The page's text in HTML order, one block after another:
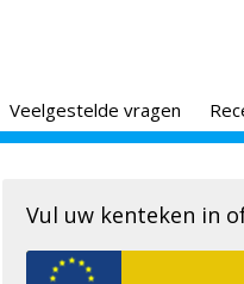
Veelgestelde vragen
Vul uw kenteken in